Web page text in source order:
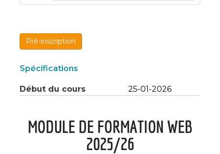
Pré-inscription
Spécifications
Début du cours 25-01-2026
MODULE DE FORMATION WEB
2025/26